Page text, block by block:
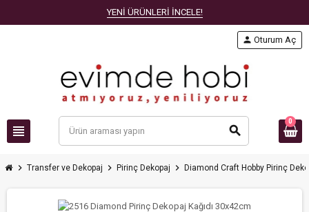
YENİ ÜRÜNLERİ İNCELE!
view_headline search
person Oturum Aç
0
chevron_right Transfer ve Dekopaj chevron_right Pirinç Dekopaj chevron_right Diamond Craft Hobby Pirinç